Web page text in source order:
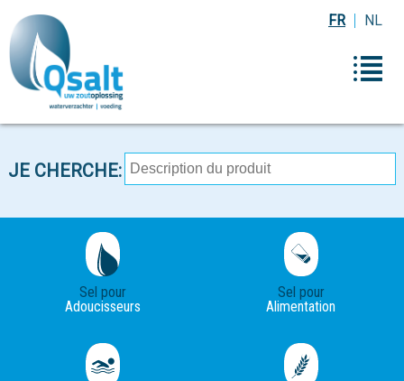
NL
FR
JE CHERCHE:
Sel pour
Adoucisseurs
Sel pour
Alimentation